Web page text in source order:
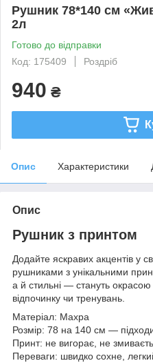
Рушник 78*140 см
2л
Готово до відправки
Код: 175409
Роздріб
940 ₴
Опис Характеристики
Опис
Рушник з принтом
Додайте яскравих акцентів у
рушниками з унікальними
а й стильні — стануть окрасою
відпочинку чи тренувань.
Матеріал: Махра
Розмір: 78 на 140 см —
Принт: не вигорає, не
Переваги: швидко сохне,